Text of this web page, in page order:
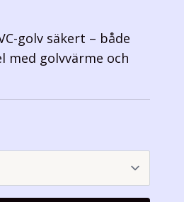
golv säkert – både
med golvvärme och